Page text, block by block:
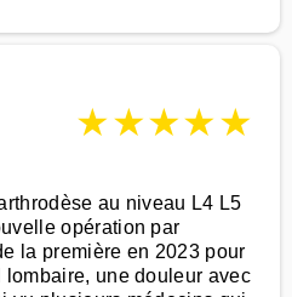
★★★★★
au niveau L4 L5
opération par
la première en 2023 pour
une douleur avec